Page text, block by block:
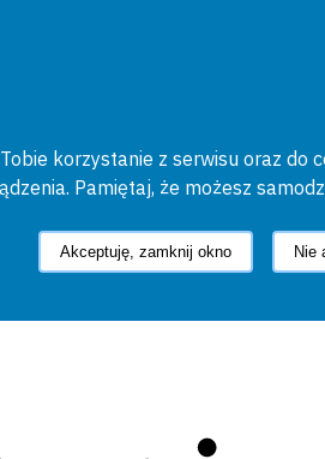
korzystanie z serwisu oraz
Pamiętaj, że możesz
Akceptuję, zamknij okno Nie